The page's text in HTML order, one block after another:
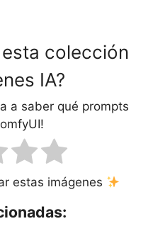
colección
IA?
a saber qué prompts
estas imágenes